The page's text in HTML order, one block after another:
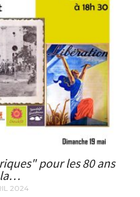
pour les 80 ans
2024